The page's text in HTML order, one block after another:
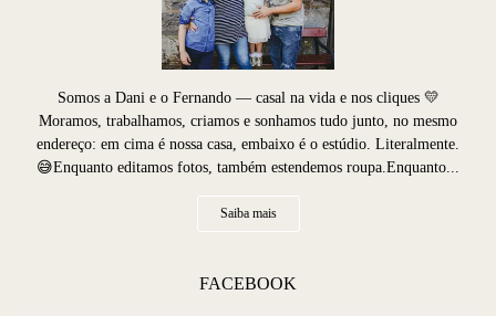
Somos a Dani e o Fernando — casal na vida e nos cliques 💛
Moramos, trabalhamos, criamos e sonhamos tudo junto, no mesmo
endereço: em cima é nossa casa, embaixo é o estúdio. Literalmente.
😅Enquanto editamos fotos, também estendemos roupa.Enquanto...
Saiba mais
FACEBOOK